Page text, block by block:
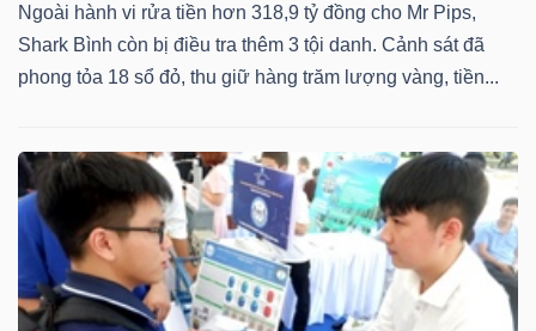
Ngoài hành vi rửa tiền hơn 318,9 tỷ đồng cho Mr Pips,
Shark Bình còn bị điều tra thêm 3 tội danh. Cảnh sát đã
phong tỏa 18 sổ đỏ, thu giữ hàng trăm lượng vàng, tiền...
Sách
Công
cụ